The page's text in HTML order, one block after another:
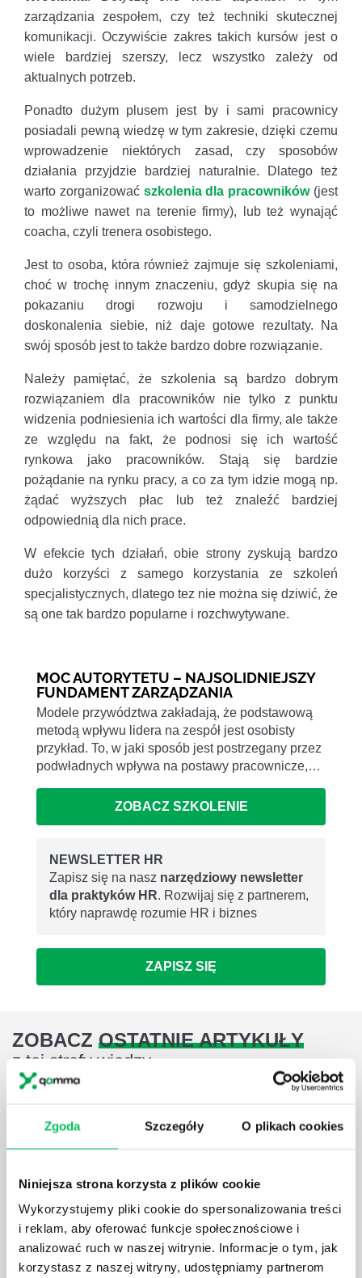
Zgoda Szczegóły O plikach cookies
Niniejsza strona korzysta z plików cookie
Wykorzystujemy pliki cookie do spersonalizowania treści
i reklam, aby oferować funkcje społecznościowe i
analizować ruch w naszej witrynie. Informacje o tym, jak
korzystasz z naszej witryny, udostępniamy partnerom
zarządzania zespołem, czy też techniki skutecznej
komunikacji. Oczywiście zakres takich kursów jest o
wiele bardziej szerszy, lecz wszystko zależy od
aktualnych potrzeb.
Ponadto dużym plusem jest by i sami pracownicy
posiadali pewną wiedzę w tym zakresie, dzięki czemu
wprowadzenie niektórych zasad, czy sposobów
działania przyjdzie bardziej naturalnie. Dlatego też
warto zorganizować szkolenia dla pracowników(jest
to możliwe nawet na terenie firmy), lub też wynająć
coacha, czyli trenera osobistego.
Jest to osoba, która również zajmuje się szkoleniami,
choć w trochę innym znaczeniu, gdyż skupia się na
pokazaniu drogi rozwoju i samodzielnego
doskonalenia siebie, niż daje gotowe rezultaty. Na
swój sposób jest to także bardzo dobre rozwiązanie.
Należy pamiętać, że szkolenia są bardzo dobrym
rozwiązaniem dla pracowników nie tylko z punktu
widzenia podniesienia ich wartości dla firmy, ale także
ze względu na fakt, że podnosi się ich wartość
rynkowa jako pracowników. Stają się bardzie
pożądanie na rynku pracy, a co za tym idzie mogą np.
żądać wyższych płac lub też znaleźć bardziej
odpowiednią dla nich prace.
W efekcie tych działań, obie strony zyskują bardzo
dużo korzyści z samego korzystania ze szkoleń
specjalistycznych, dlatego tez nie można się dziwić, że
są one tak bardzo popularne i rozchwytywane.
MOC AUTORYTETU – NAJSOLIDNIEJSZY
FUNDAMENT ZARZĄDZANIA
Modele przywództwa zakładają, że podstawową
metodą wpływu lidera na zespół jest osobisty
przykład. To, w jaki sposób jest postrzegany przez
podwładnych wpływa na postawy pracownicze,…
ZOBACZ SZKOLENIE
NEWSLETTER HR
Zapisz się na nasz narzędziowy newsletter
dla praktyków HR. Rozwijaj się z partnerem,
który naprawdę rozumie HR i biznes
ZAPISZ SIĘ
ZOBACZ OSTATNIE ARTYKUŁY
z tej strefy wiedzy
PROJEKTOWYCH W ZWINNEJ METODYCE?
Project management (czyli zarządzanie projektami)
wszystkich związanych z danym projektem założeń.
Zajmują się nim osoby wchodzące w skład
specjalnych zespołów projektowych, a ich praca
stanowi podstawę działalności wielu przedsiębiorstw.